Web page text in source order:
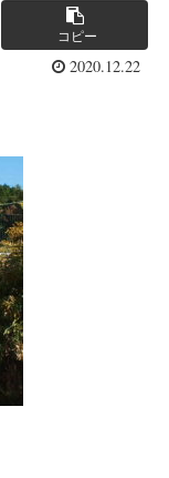
コピー
2020.12.22